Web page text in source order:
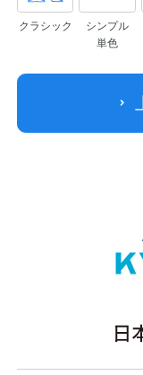
クラシック
シンプル
単色